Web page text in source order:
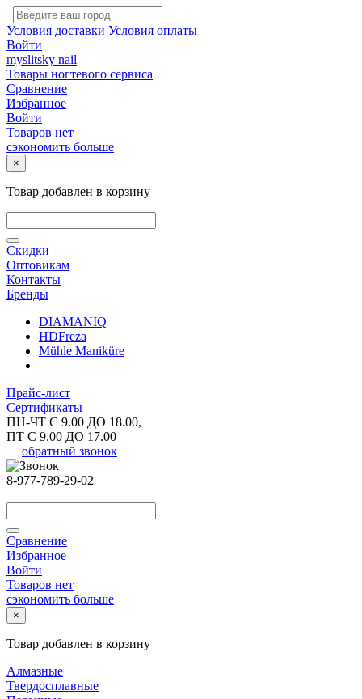
Условия доставки Условия оплаты
Войти
myslitsky nail
Товары ногтевого сервиса
Сравнение
Избранное
Войти
Товаров нет
сэкономить больше
×
Товар добавлен в корзину
Скидки
Оптовикам
Контакты
Бренды
DIAMANIQ
HDFreza
Mühle Maniküre
Прайс-лист
Сертификаты
ПН-ЧТ С 9.00 ДО 18.00,
ПТ С 9.00 ДО 17.00
обратный звонок
8-977-789-29-02
Сравнение
Избранное
Войти
Товаров нет
сэкономить больше
×
Товар добавлен в корзину
Алмазные
Твердосплавные